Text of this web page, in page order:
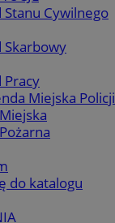
Stanu Cywilnego
Skarbowy
Pracy
Miejska Policji
do katalogu